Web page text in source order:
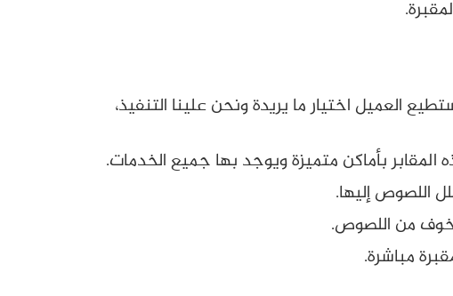
العميل اختيار ما يريدة ونحن علينا التنفيذ،
بأماكن متميزة ويوجد بها جميع الخدمات.
اللصوص إليها.
من اللصوص.
مباشرة.